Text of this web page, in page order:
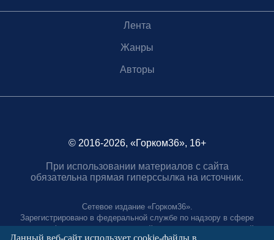
Лента
Жанры
Авторы
© 2016-2026, «Горком36», 16+
При использовании материалов с сайта
обязательна прямая гиперссылка на источник.
Сетевое издание «Горком36».
Зарегистрировано в федеральной службе по надзору в сфере
связи, информационных технологий и массовых коммуникаций.
Данный веб-сайт использует cookie-файлы в